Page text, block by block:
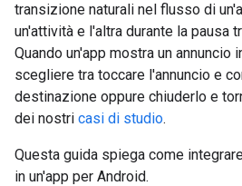
transizione naturali nel flusso di
un'attività e l'altra durante la pausa
Quando un'app mostra un annuncio
scegliere tra toccare l'annuncio e
destinazione oppure chiuderlo e
dei nostri casi di studio.
Questa guida spiega come
in un'app per Android.